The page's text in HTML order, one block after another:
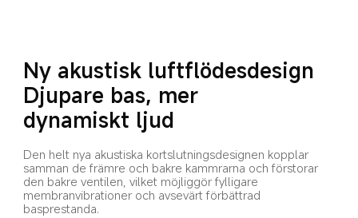
Ny akustisk luftflödesdesign
Djupare bas, mer
dynamiskt ljud
Den helt nya akustiska kortslutningsdesignen kopplar
samman de främre och bakre kammrarna och förstorar
den bakre ventilen, vilket möjliggör fylligare
membranvibrationer och avsevärt förbättrad
basprestanda.